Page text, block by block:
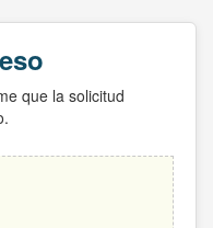
que la solicitud